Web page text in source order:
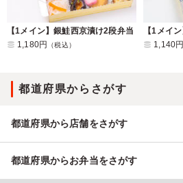
【1メイン】銀鮭西京漬け2段弁当
1,180円
（税込）
1,140円
都道府県からさがす
都道府県から店舗をさがす
都道府県からお弁当をさがす